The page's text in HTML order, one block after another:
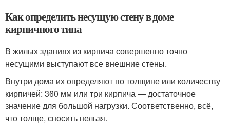
Как определить несущую стену в доме
кирпичного типа
В жилых зданиях из кирпича совершенно точно
несущими выступают все внешние стены.
Внутри дома их определяют по толщине или количеству
кирпичей: 360 мм или три кирпича — достаточное
значение для большой нагрузки. Соответственно, всё,
что толще, сносить нельзя.